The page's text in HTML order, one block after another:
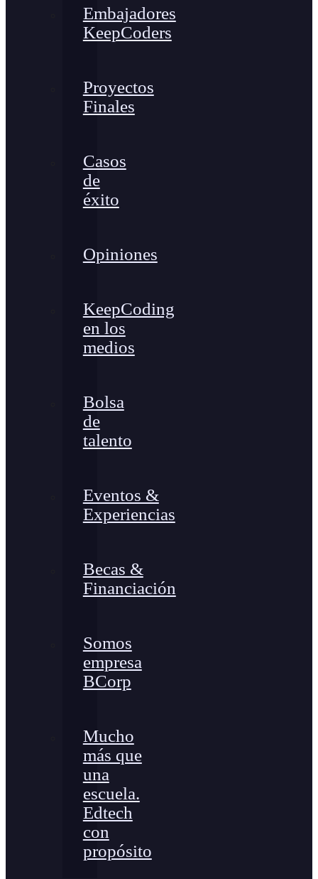
Embajadores
KeepCoders
Proyectos
Finales
Casos
de
éxito
Opiniones
KeepCoding
en los
medios
Bolsa
de
talento
Eventos &
Experiencias
Becas &
Financiación
Somos
empresa
BCorp
Mucho
más que
una
escuela.
Edtech
con
propósito